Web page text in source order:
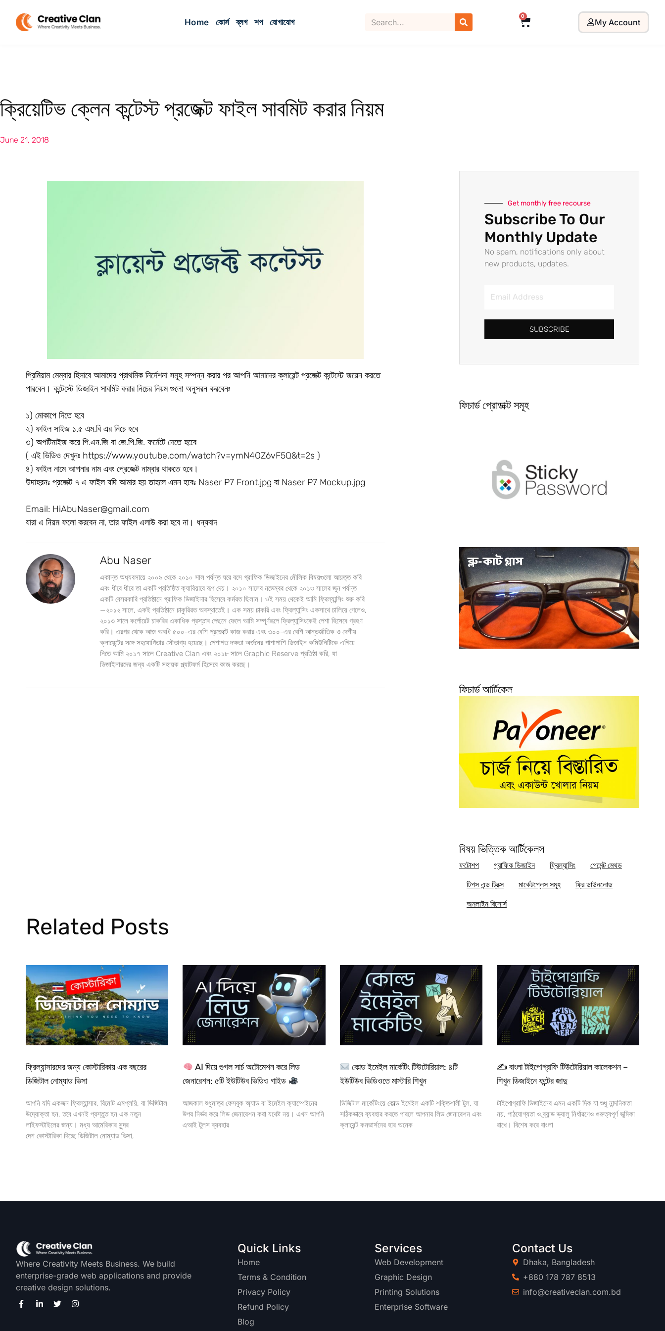
Home কোর্স ব্লগ শপ যোগাযোগ
0
My Account
ক্রিয়েটিভ ক্লেন কন্টেস্ট প্রজেক্ট ফাইল সাবমিট করার নিয়ম
June 21, 2018
প্রিমিয়াম মেম্বার হিসাবে আমাদের প্রাথমিক নির্দেশনা সমূহ সম্পন্ন করার পর আপনি আমাদের ক্লায়েন্ট প্রজেক্ট কন্টেস্টে জয়েন করতে
পারবেন। কন্টেস্টে ডিজাইন সাবমিট করার নিচের নিয়ম গুলো অনুসরন করবেনঃ
১) মোকাপে দিতে হবে
২) ফাইল সাইজ ১.৫ এম.বি এর নিচে হবে
৩) অপটিমাইজ করে পি.এন.জি বা জে.পি.জি. ফর্মেটে দেতে হবেে
( এই ভিডিও দেখুনঃ https://www.youtube.com/watch?v=ymN4OZ6vF5Q&t=2s )
৪) ফাইল নামে আপনার নাম এবং প্রেজেক্ট নাম্বার থাকতে হবে।
উদাহরনঃ প্রজেক্ট ৭ এ ফাইল যদি আমার হয় তাহলে এমন হবেঃ Naser P7 Front.jpg বা Naser P7 Mockup.jpg
Email: HiAbuNaser@gmail.com
যারা এ নিয়ম ফলো করবেন না, তার ফাইল এলাউ করা হবে না। ধন্যবাদ
Abu Naser
একান্ত অধ্যবসায়ে ২০০৯ থেকে ২০১০ সাল পর্যন্ত ঘরে বসে গ্রাফিক ডিজাইনের মৌলিক বিষয়গুলো আয়ত্ত করি
এবং ধীরে ধীরে তা একটি প্রতিষ্ঠিত ক্যারিয়ারে রূপ দেয়। ২০১০ সালের নভেম্বর থেকে ২০১৩ সালের জুন পর্যন্ত
একটি বেসরকারি প্রতিষ্ঠানে গ্রাফিক ডিজাইনার হিসেবে কর্মরত ছিলাম। ওই সময় থেকেই আমি ফ্রিল্যান্সিং শুরু করি
—২০১২ সালে, একই প্রতিষ্ঠানে চাকুরিরত অবস্থাতেই। এক সময় চাকরি এবং ফ্রিল্যান্সিং একসাথে চালিয়ে গেলেও,
২০১৩ সালে কর্পোরেট চাকরির একাধিক প্রস্তাব পেছনে ফেলে আমি সম্পূর্ণরূপে ফ্রিল্যান্সিংকেই পেশা হিসেবে গ্রহণ
করি। এরপর থেকে আজ অবধি ৫০০-এর বেশি প্রজেক্টে কাজ করার এবং ৩০০-এর বেশি আন্তর্জাতিক ও দেশীয়
ক্লায়েন্টের সঙ্গে সহযোগিতার সৌভাগ্য হয়েছে। পেশাগত দক্ষতা অর্জনের পাশাপাশি ডিজাইন কমিউনিটিকে এগিয়ে
নিতে আমি ২০১৭ সালে Creative Clan এবং ২০১৮ সালে Graphic Reserve প্রতিষ্ঠা করি, যা
ডিজাইনারদের জন্য একটি সহায়ক প্ল্যাটফর্ম হিসেবে কাজ করছে।
Get monthly free recourse
Subscribe To Our
Monthly Update
No spam, notifications only about
new products, updates.
SUBSCRIBE
ফিচার্ড প্রোডাক্ট সমূহ
ফিচার্ড আর্টিকেল
বিষয় ভিত্তিক আর্টিকেলস
ফটোশপ গ্রাফিক ডিজাইন ফ্রিল্যান্সিং পেমেন্ট মেথড
টিপস এন্ড ট্রিক্স মার্কেটপ্লেস সমূহ ফ্রি ডাউনলোড
অনলাইন রিসোর্স
Related Posts
ফ্রিল্যান্সারদের জন্য কোস্টারিকায় এক বছরের
ডিজিটাল নোম্যাড ভিসা
আপনি যদি একজন ফ্রিল্যান্সার, রিমোট এমপ্লয়ি, বা ডিজিটাল
উদ্যোক্তা হন, তবে এখনই প্রস্তুত হন এক নতুন
লাইফস্টাইলের জন্য। মধ্য আমেরিকার সুন্দর
দেশ কোস্টারিকা দিচ্ছে ডিজিটাল নোম্যাড ভিসা,
AI দিয়ে গুগল সার্চ অটোমেশন করে লিড
জেনারেশন: ৫টি ইউটিউব ভিডিও গাইড
আজকাল শুধুমাত্র ফেসবুক অ্যাড বা ইমেইল ক্যাম্পেইনের
উপর নির্ভর করে লিড জেনারেশন করা যথেষ্ট নয়। এখন আপনি
এআই টুলস ব্যবহার
কোল্ড ইমেইল মার্কেটিং টিউটোরিয়াল: ৪টি
ইউটিউব ভিডিওতে মাস্টারি শিখুন
ডিজিটাল মার্কেটিংয়ে কোল্ড ইমেইল একটি শক্তিশালী টুল, যা
সঠিকভাবে ব্যবহার করতে পারলে আপনার লিড জেনারেশন এবং
ক্লায়েন্ট কনভার্সনের হার অনেক
✍️ বাংলা টাইপোগ্রাফি টিউটোরিয়াল কালেকশন –
শিখুন ডিজাইনে ফন্টের জাদু
টাইপোগ্রাফি ডিজাইনের এমন একটি দিক যা শুধু নান্দনিকতা
নয়, পাঠযোগ্যতা ও ব্র্যান্ড ভ্যালু নির্ধারণেও গুরুত্বপূর্ণ ভূমিকা
রাখে। বিশেষ করে বাংলা
Where Creativity Meets Business. We build
enterprise-grade web applications and provide
creative design solutions.
Quick Links
Home
Terms & Condition
Privacy Policy
Refund Policy
Blog
Services
Web Development
Graphic Design
Printing Solutions
Enterprise Software
Contact Us
Dhaka, Bangladesh
+880 178 787 8513
info@creativeclan.com.bd